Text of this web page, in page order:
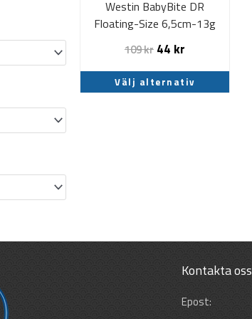
Westin BabyBite DR
Floating-Size 6,5cm-13g
109kr 44 kr
Välj alternativ
kan
väljas
på
Kontakta oss
Epost: